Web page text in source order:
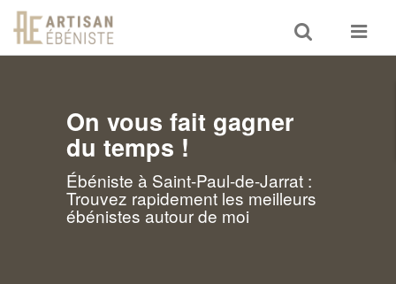
Toggle
search
Toggle
On vous fait gagner
du temps !
Ébéniste à Saint-Paul-de-Jarrat :
Trouvez rapidement les meilleurs
ébénistes autour de moi